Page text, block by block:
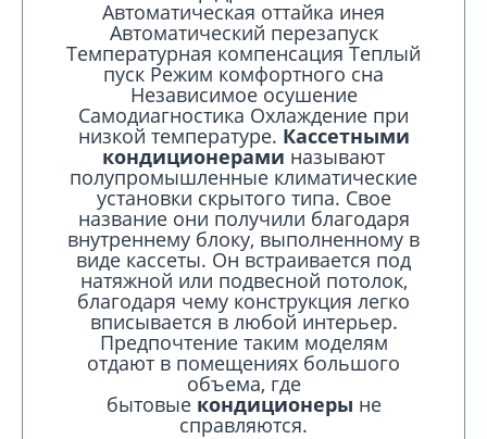
Автоматическая оттайка инея
Автоматический перезапуск
Температурная компенсация Теплый
пуск Режим комфортного сна
Независимое осушение
Самодиагностика Охлаждение при
низкой температуре. Кассетными
кондиционерами называют
полупромышленные климатические
установки скрытого типа. Свое
название они получили благодаря
внутреннему блоку, выполненному в
виде кассеты. Он встраивается под
натяжной или подвесной потолок,
благодаря чему конструкция легко
вписывается в любой интерьер.
Предпочтение таким моделям
отдают в помещениях большого
объема, где
бытовые кондиционеры не
справляются.